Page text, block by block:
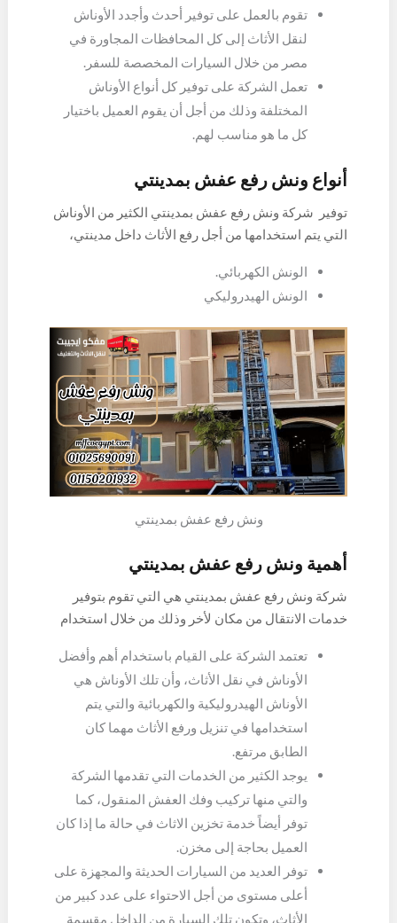
تقوم بالعمل على توفير أحدث وأجدد الأوناش
لنقل الأثاث إلى كل المحافظات المجاورة في
مصر من خلال السيارات المخصصة للسفر.
تعمل الشركة على توفير كل أنواع الأوناش
المختلفة وذلك من أجل أن يقوم العميل باختيار
كل ما هو مناسب لهم.
أنواع ونش رفع عفش بمدينتي
توفير شركة ونش رفع عفش بمدينتي الكثير من الأوناش
التي يتم استخدامها من أجل رفع الأثاث داخل مدينتي،
والهيدروليكية حيث تعتبر هي الطريقة الأفضل والأمثل
من أجل نقل الأثاث بمنتهى الأمانة وحماية من التعرض
التي يتم الاعتماد عليها من أجل رفع الأثاث إلى الادوار
العالية مهما كان ارتفاعها، وتلك الأنواع هي:
الونش الكهربائي.
الونش الهيدروليكي
ونش رفع عفش بمدينتي
أهمية ونش رفع عفش بمدينتي
شركة ونش رفع عفش بمدينتي هي التي تقوم بتوفير
خدمات الانتقال من مكان لأخر وذلك من خلال استخدام
القيام بنقل الأثاث بمنتهى الأمان والسلامة، ومن أهم
مميزات شركتنا هي:
تعتمد الشركة على القيام باستخدام أهم وأفضل
الأوناش في نقل الأثاث، وأن تلك الأوناش هي
الأوناش الهيدروليكية والكهربائية والتي يتم
استخدامها في تنزيل ورفع الأثاث مهما كان
الطابق مرتفع.
يوجد الكثير من الخدمات التي تقدمها الشركة
والتي منها تركيب وفك العفش المنقول، كما
توفر أيضاً خدمة تخزين الاثاث في حالة ما إذا كان
العميل بحاجة إلى مخزن.
توفر العديد من السيارات الحديثة والمجهزة على
أعلى مستوى من أجل الاحتواء على عدد كبير من
الأثاث، وتكون تلك السيارة من الداخل مقسمة